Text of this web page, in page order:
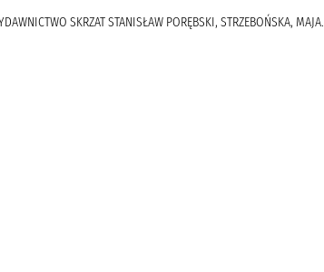
SKRZAT STANISŁAW PORĘBSKI, STRZEBOŃSKA, MAJA.